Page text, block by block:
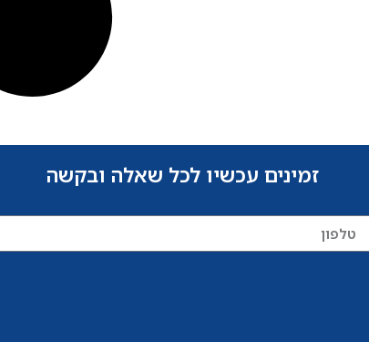
זמינים עכשיו לכל שאלה ובקשה